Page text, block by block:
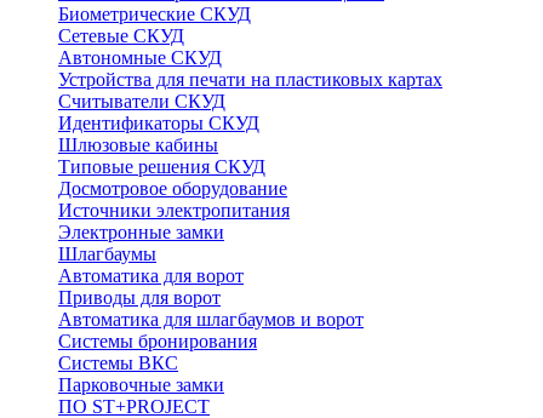
Биометрические СКУД
Сетевые СКУД
Автономные СКУД
Устройства для печати на пластиковых картах
Считыватели СКУД
Идентификаторы СКУД
Шлюзовые кабины
Типовые решения СКУД
Досмотровое оборудование
Источники электропитания
Электронные замки
Шлагбаумы
Автоматика для ворот
Приводы для ворот
Автоматика для шлагбаумов и ворот
Системы бронирования
Системы ВКС
Парковочные замки
ПО ST+PROJECT